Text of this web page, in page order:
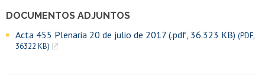
DOCUMENTOS ADJUNTOS
Acta 455 Plenaria 20 de julio de 2017 (.pdf, 36.323 KB) (PDF,
36322 KB)